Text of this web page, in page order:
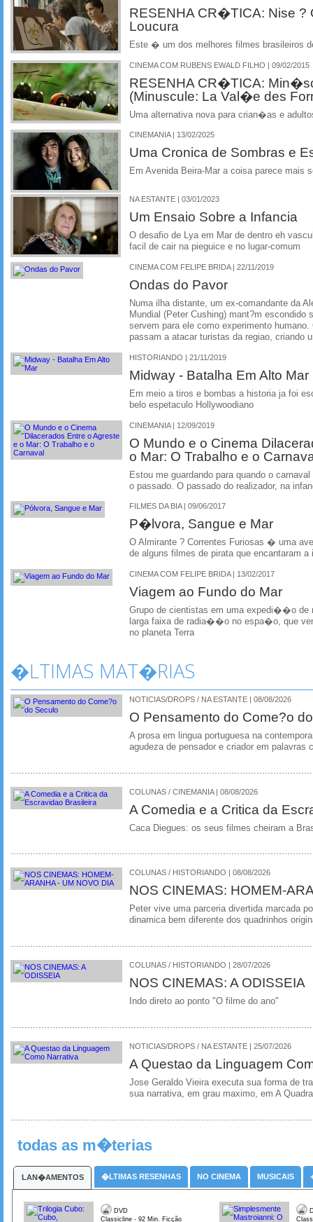
RESENHA CR�TICA: Nise
Loucura
Este � um dos melhores filmes brasileiros
CINEMA COM RUBENS EWALD FILHO | 09/02/2015
RESENHA CR�TICA:
(Minuscule: La Val�e des
Uma alternativa nova para crian�as e
CINEMANIA | 13/02/2025
Uma Cronica de Sombras e
Em Avenida Beira-Mar a coisa parece mais
NA ESTANTE | 03/01/2023
Um Ensaio Sobre a Infancia
O desafio de Lya em Mar de dentro eh
facil de cair na pieguice e no lugar-comum
CINEMA COM FELIPE BRIDA | 22/11/2019
Ondas do Pavor
Numa ilha distante, um ex-comandante da
Mundial (Peter Cushing) mant?m escondido
servem para ele como experimento
passam a atacar turistas da regiao, criando
HISTORIANDO | 21/11/2019
Midway - Batalha Em Alto Mar
Em meio a tiros e bombas a historia ja foi
belo espetaculo Hollywoodiano
CINEMANIA | 12/09/2019
O Mundo e o Cinema
o Mar: O Trabalho e o
Estou me guardando para quando o
o passado. O passado do realizador, na
FILMES DA BIA | 09/06/2017
P�lvora, Sangue e Mar
O Almirante ? Correntes Furiosas � uma
de alguns filmes de pirata que encantaram
CINEMA COM FELIPE BRIDA | 13/02/2017
Viagem ao Fundo do Mar
Grupo de cientistas em uma expedi��o de
larga faixa de radia��o no espa�o, que
no planeta Terra
�LTIMAS MAT�RIAS
NOTICIAS/DROPS / NA ESTANTE | 08/08/2026
O Pensamento do Come?o
A prosa em lingua portuguesa na
agudeza de pensador e criador em palavras
COLUNAS / CINEMANIA | 08/08/2026
A Comedia e a Critica da
Caca Diegues: os seus filmes cheiram a
COLUNAS / HISTORIANDO | 08/08/2026
NOS CINEMAS: HOMEM-
Peter vive uma parceria divertida marcada
dinamica bem diferente dos quadrinhos
COLUNAS / HISTORIANDO | 28/07/2026
NOS CINEMAS: A ODISSEIA
Indo direto ao ponto "O filme do ano"
NOTICIAS/DROPS / NA ESTANTE | 25/07/2026
A Questao da Linguagem
Jose Geraldo Vieira executa sua forma de
sua narrativa, em grau maximo, em A
todas as m�terias
LAN�AMENTOS �LTIMAS RESENHAS NO CINEMA MUSICAIS
DVD
Classicline - 92 Min. Ficção